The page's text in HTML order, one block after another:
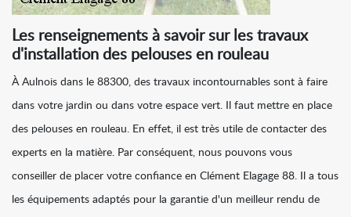
Les renseignements à savoir sur les travaux
d'installation des pelouses en rouleau
À Aulnois dans le 88300, des travaux incontournables sont à faire
dans votre jardin ou dans votre espace vert. Il faut mettre en place
des pelouses en rouleau. En effet, il est très utile de contacter des
experts en la matière. Par conséquent, nous pouvons vous
conseiller de placer votre confiance en Clément Elagage 88. Il a tous
les équipements adaptés pour la garantie d'un meilleur rendu de